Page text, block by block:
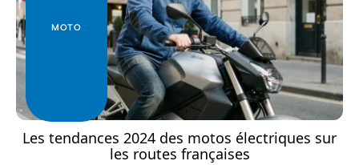
MOTO
Les tendances 2024 des motos électriques sur
les routes françaises